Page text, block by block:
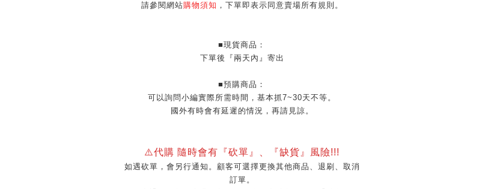
請參閱網站購物須知 ，下單即表示同意賣場所有規則。
■現貨商品：
下單後『兩天內』寄出
■預購商品：
可以詢問小編實際所需時間，基本抓7~30天不等。
國外有時會有延遲的情況，再請見諒。
⚠️代購 隨時會有『砍單』、『缺貨』風險!!!
如遇砍單，會另行通知。顧客可選擇更換其他商品、退刷、取消
訂單。